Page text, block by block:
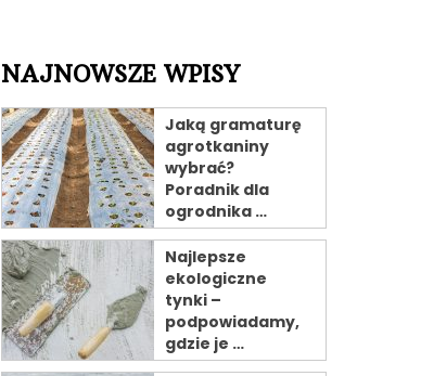
NAJNOWSZE WPISY
Jaką gramaturę
agrotkaniny
wybrać?
Poradnik dla
ogrodnika …
Najlepsze
ekologiczne
tynki –
podpowiadamy,
gdzie je …